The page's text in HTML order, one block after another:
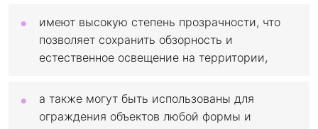
имеют высокую степень прозрачности, что
позволяет сохранить обзорность и
естественное освещение на территории,
а также могут быть использованы для
ограждения объектов любой формы и